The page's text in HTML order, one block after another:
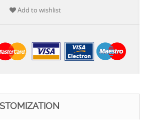
Add to wishlist